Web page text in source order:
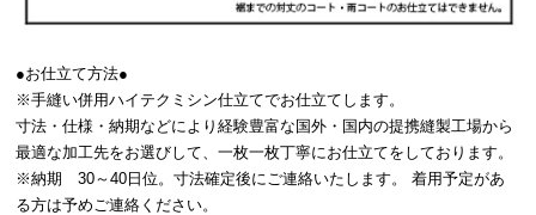
●お仕立て方法●
※手縫い併用ハイテクミシン仕立てでお仕立てします。
寸法・仕様・納期などにより経験豊富な国外・国内の提携縫製工場から
最適な加工先をお選びして、一枚一枚丁寧にお仕立てをしております。
※納期 30～40日位。寸法確定後にご連絡いたします。 着用予定があ
る方は予めご連絡ください。